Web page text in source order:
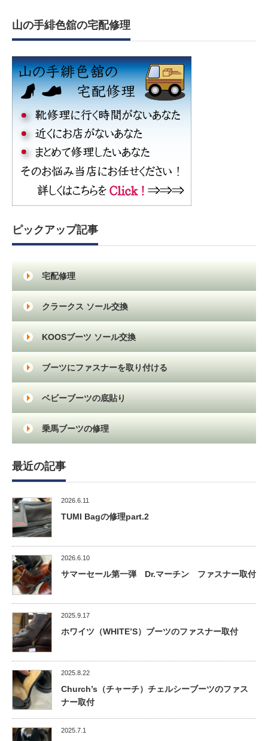
山の手緋色舘の宅配修理
ピックアップ記事
宅配修理
クラークス ソール交換
KOOSブーツ ソール交換
ブーツにファスナーを取り付ける
ベビーブーツの底貼り
乗馬ブーツの修理
最近の記事
2026.6.11
TUMI Bagの修理part.2
2026.6.10
サマーセール第一弾 Dr.マーチン ファスナー取付
2025.9.17
ホワイツ（WHITE’S）ブーツのファスナー取付
2025.8.22
Church’s（チャーチ）チェルシーブーツのファス
ナー取付
2025.7.1